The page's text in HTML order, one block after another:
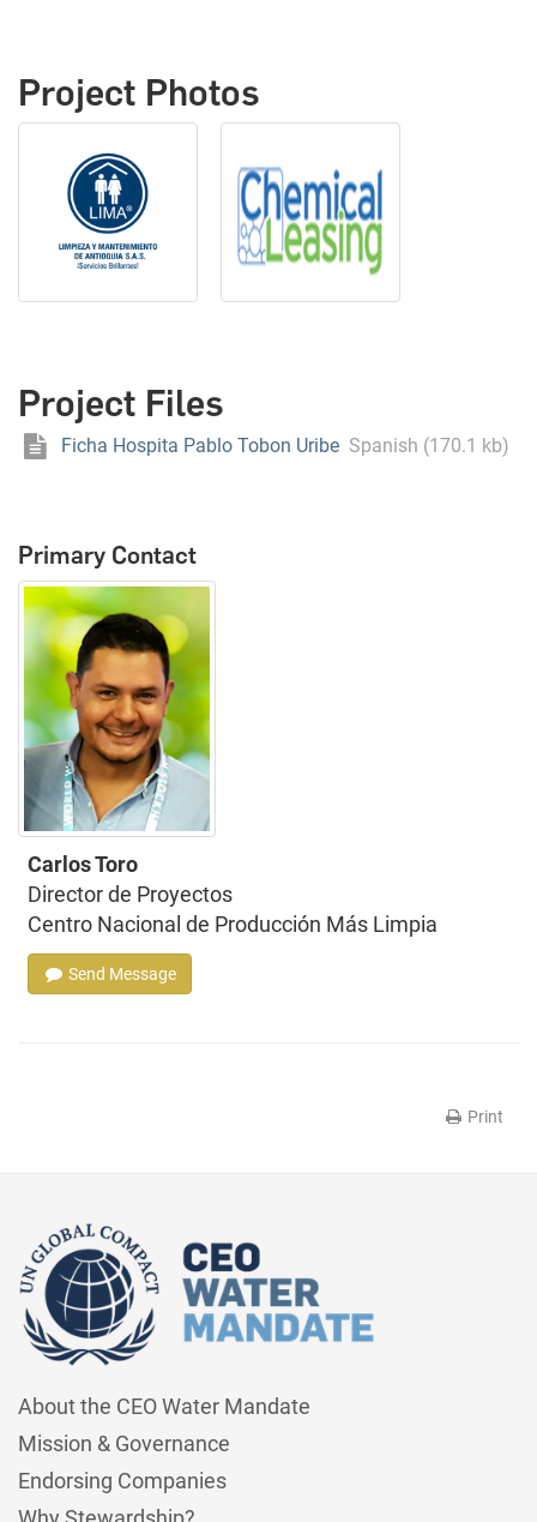
Project Photos
Project Files
Ficha Hospita Pablo Tobon Uribe Spanish (170.1 kb)
Primary Contact
Carlos Toro
Director de Proyectos
Centro Nacional de Producción Más Limpia
Send Message
Print
About the CEO Water Mandate
Mission & Governance
Endorsing Companies